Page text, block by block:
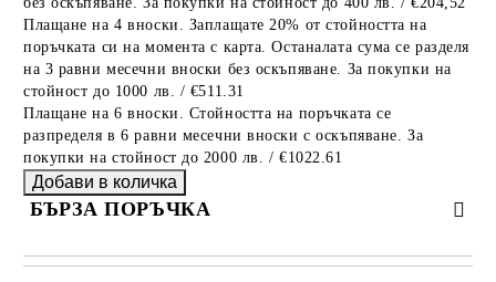
Плащане на 4 вноски. Заплащате 20% от стойността на
поръчката си на момента с карта. Останалата сума се разделя
на 3 равни месечни вноски без оскъпяване. За покупки на
стойност до 1000 лв. / €511.31
Плащане на 6 вноски. Стойността на поръчката се
разпределя в 6 равни месечни вноски с оскъпяване. За
покупки на стойност до 2000 лв. / €1022.61
БЪРЗА ПОРЪЧКА
САМО ПОПЪЛНЕТЕ 4 ПОЛЕТА